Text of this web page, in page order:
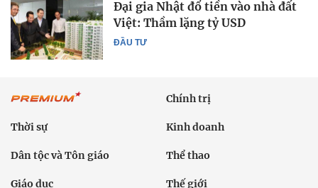
ĐẦU TƯ
Đại gia Nhật đổ tiền vào nhà đất
Việt: Thầm lặng tỷ USD
Chính trị
Thời sự Kinh doanh
Dân tộc và Tôn giáo Thể thao
Giáo dục Thế giới